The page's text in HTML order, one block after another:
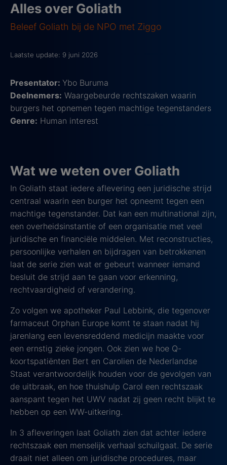
Alles over Goliath
Beleef Goliath bij de NPO met Ziggo
Laatste update: 9 juni 2026
Presentator: Ybo Buruma
Deelnemers: Waargebeurde rechtszaken waarin
burgers het opnemen tegen machtige tegenstanders
Genre: Human interest
Wat we weten over Goliath
In Goliath staat iedere aflevering een juridische strijd
centraal waarin een burger het opneemt tegen een
machtige tegenstander. Dat kan een multinational zijn,
een overheidsinstantie of een organisatie met veel
juridische en financiële middelen. Met reconstructies,
persoonlijke verhalen en bijdragen van betrokkenen
laat de serie zien wat er gebeurt wanneer iemand
besluit de strijd aan te gaan voor erkenning,
rechtvaardigheid of verandering.
Zo volgen we apotheker Paul Lebbink, die tegenover
farmaceut Orphan Europe komt te staan nadat hij
jarenlang een levensreddend medicijn maakte voor
een ernstig zieke jongen. Ook zien we hoe Q-
koortspatiënten Bert en Carolien de Nederlandse
Staat verantwoordelijk houden voor de gevolgen van
de uitbraak, en hoe thuishulp Carol een rechtszaak
aanspant tegen het UWV nadat zij geen recht blijkt te
hebben op een WW-uitkering.
In 3 afleveringen laat Goliath zien dat achter iedere
rechtszaak een menselijk verhaal schuilgaat. De serie
draait niet alleen om juridische procedures, maar